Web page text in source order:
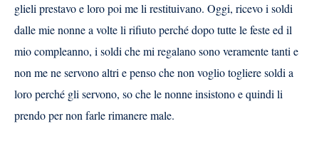
glieli prestavo e loro poi me li restituivano. Oggi, ricevo i soldi
dalle mie nonne a volte li rifiuto perché dopotutte le feste ed il
mio compleanno, i soldi che mi regalano sono veramente tanti e
non me ne servonoaltri e penso che non voglio togliere soldi a
loroperché gli servono, so che le nonne insistono equindi li
prendo per non farle rimanere male.